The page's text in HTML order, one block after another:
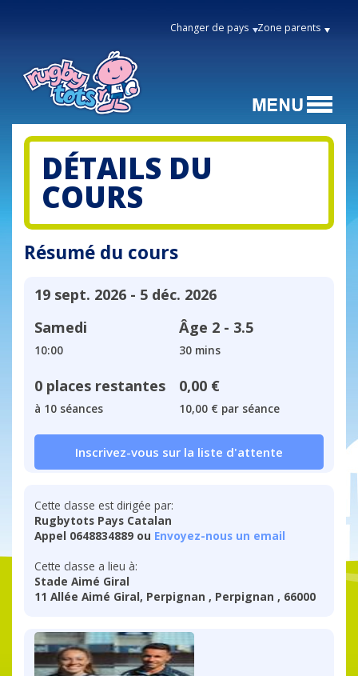
Changer de pays Zone parents
DÉTAILS DU
COURS
Résumé du cours
19 sept. 2026 - 5 déc. 2026
Samedi
10:00
Âge 2 - 3.5
30 mins
0 places restantes
à 10 séances
0,00 €
10,00 € par séance
Inscrivez-vous sur la liste d'attente
Cette classe est dirigée par:
Rugbytots Pays Catalan
Appel 0648834889 ou Envoyez-nous un email
Cette classe a lieu à:
Stade Aimé Giral
11 Allée Aimé Giral, Perpignan , Perpignan , 66000